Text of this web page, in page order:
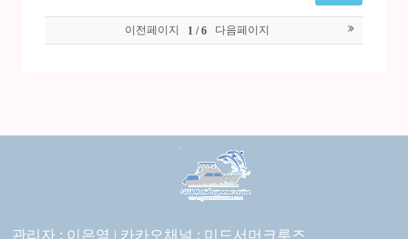
이전페이지 1 / 6 다음페이지
관리자 : 이은영 | 카카오채널 : 미드서머크루즈